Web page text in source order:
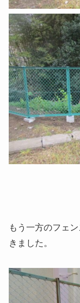
もう一方のフェ
きました。